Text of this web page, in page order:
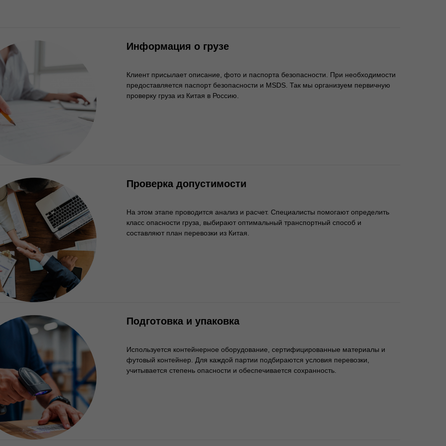
Информация о грузе
Клиент присылает описание, фото и паспорта безопасности. При необходимости
предоставляется паспорт безопасности и MSDS. Так мы организуем первичную
проверку груза из Китая в Россию.
Проверка допустимости
На этом этапе проводится анализ и расчет. Специалисты помогают определить
класс опасности груза, выбирают оптимальный транспортный способ и
составляют план перевозки из Китая.
Подготовка и упаковка
Используется контейнерное оборудование, сертифицированные материалы и
футовый контейнер. Для каждой партии подбираются условия перевозки,
учитывается степень опасности и обеспечивается сохранность.